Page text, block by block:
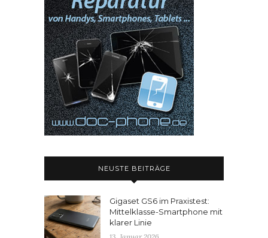
NEUSTE BEITRÄGE
Gigaset GS6 im Praxistest:
Mittelklasse-Smartphone mit
klarer Linie